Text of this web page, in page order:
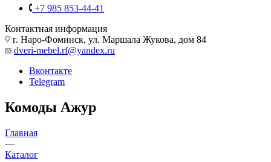
+7 985 853-44-41
Контактная информация
г. Наро-Фоминск, ул. Маршала Жукова, дом 84
dveri-mebel.rf@yandex.ru
Вконтакте
Telegram
Комоды Ажур
Главная
—
Каталог